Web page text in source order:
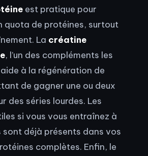
est pratique pour
quota de protéines, surtout
La créatine
, l’un des compléments les
à la régénération de
de gagner une ou deux
des séries lourdes. Les
si vous vous entraînez à
sont déjà présents dans vos
complètes. Enfin, le